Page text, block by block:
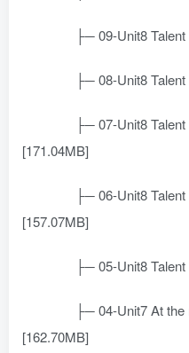
├─ 09-Unit8 Talent
├─ 08-Unit8 Talent
├─ 07-Unit8 Talent
[171.04MB]
├─ 06-Unit8 Talent
[157.07MB]
├─ 05-Unit8 Talent
├─ 04-Unit7 At the
[162.70MB]